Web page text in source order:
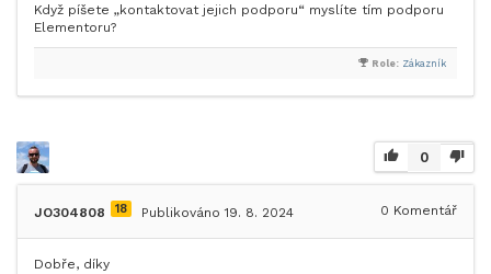
Když píšete „kontaktovat jejich podporu“ myslíte tím podporu
Elementoru?
Role: Zákazník
0
JO304808 18 Publikováno 19. 8. 2024 0 Komentář
Dobře, díky